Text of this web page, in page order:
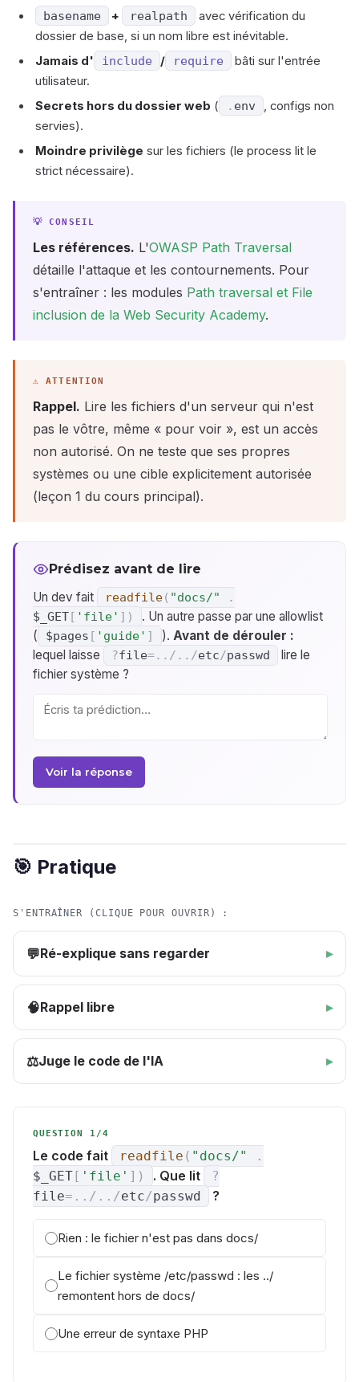
basename + realpath
avec vérification du
dossier de base, si un nom libre est inévitable.
Jamais d'
include / require
bâti sur l'entrée
utilisateur.
Secrets hors du dossier web ( . env
, configs non
servies).
Moindre privilège sur les fichiers (le process lit le
strict nécessaire).
Les références. L'OWASP Path Traversal
détaille l'attaque et les contournements. Pour
s'entraîner : les modules Path traversal et File
inclusion de la Web Security Academy.
Rappel. Lire les fichiers d'un serveur qui n'est
pas le vôtre, même « pour voir », est un accès
non autorisé. On ne teste que ses propres
systèmes ou une cible explicitement autorisée
(leçon 1 du cours principal).
Prédisez avant de lire
Un dev fait
readfile( "docs/"
.
$_GET[ 'file' ] )
. Un autre passe par une allowlist
(
$pages [ 'guide' ] ). Avant de dérouler :
lequel laisse
?file=. . / . . /etc/passwd
lire le
fichier système ?
Voir la réponse
🎯 Pratique
S'ENTRAÎNER (CLIQUE POUR OUVRIR) :
💬Ré-explique sans regarder
🧠Rappel libre
⚖️Juge le code de l'IA
QUESTION 1/4
Le code fait readfile ( "docs/"
.
$_GET[ 'file' ] ) . Que lit
?
file= . . / . . /etc/passwd ?
Rien : le fichier n'est pas dans docs/
Le fichier système /etc/passwd : les ../
remontent hors de docs/
Une erreur de syntaxe PHP